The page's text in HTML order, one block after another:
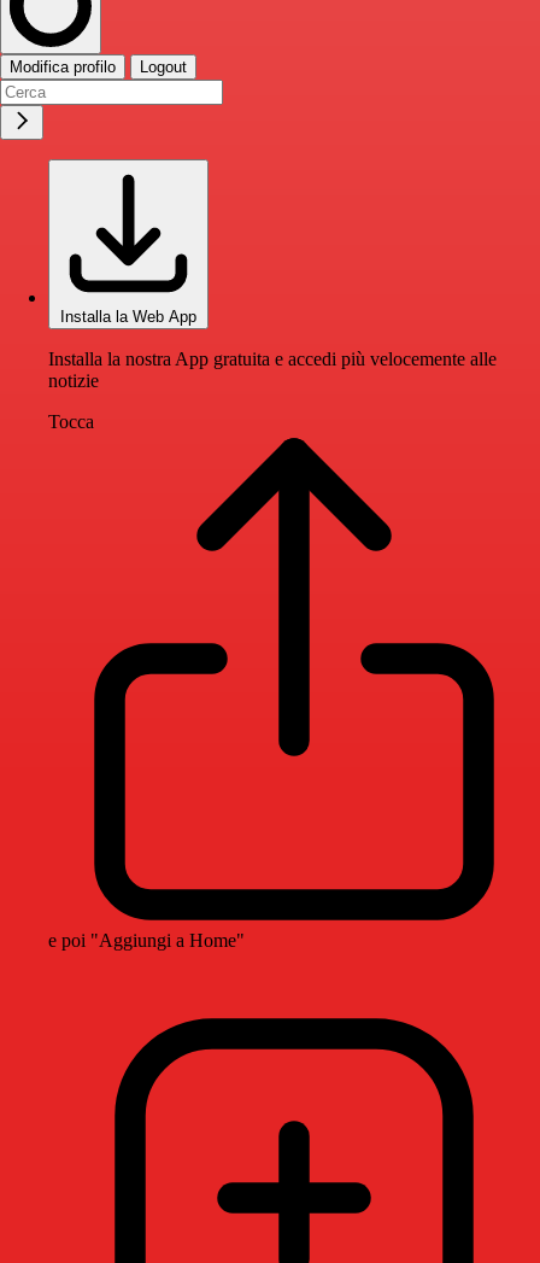
Modifica profilo Logout
Installa la Web App
Installa la nostra App gratuita e accedi più velocemente alle
notizie
Tocca
e poi "Aggiungi a Home"